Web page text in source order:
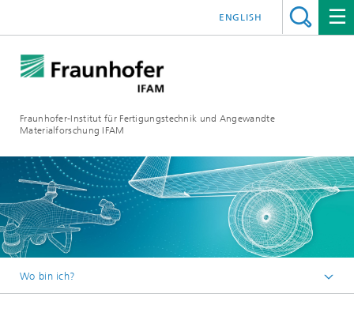
Fraunhofer-Institut für Fertigungstechnik und Angewandte
Materialforschung IFAM
ENGLISH
Wo bin ich?